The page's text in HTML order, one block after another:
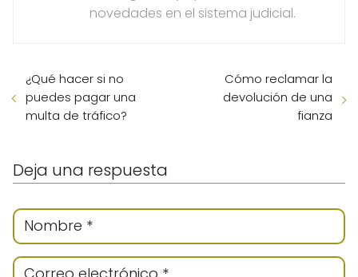
novedades en el sistema judicial.
¿Qué hacer si no
puedes pagar una
multa de tráfico?
Cómo reclamar la
devolución de una
fianza
Deja una respuesta